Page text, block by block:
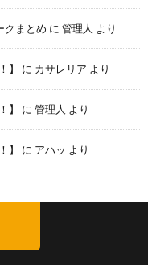
クまとめ に 管理人 より
】 に カサレリア より
】 に 管理人 より
】 に アハッ より